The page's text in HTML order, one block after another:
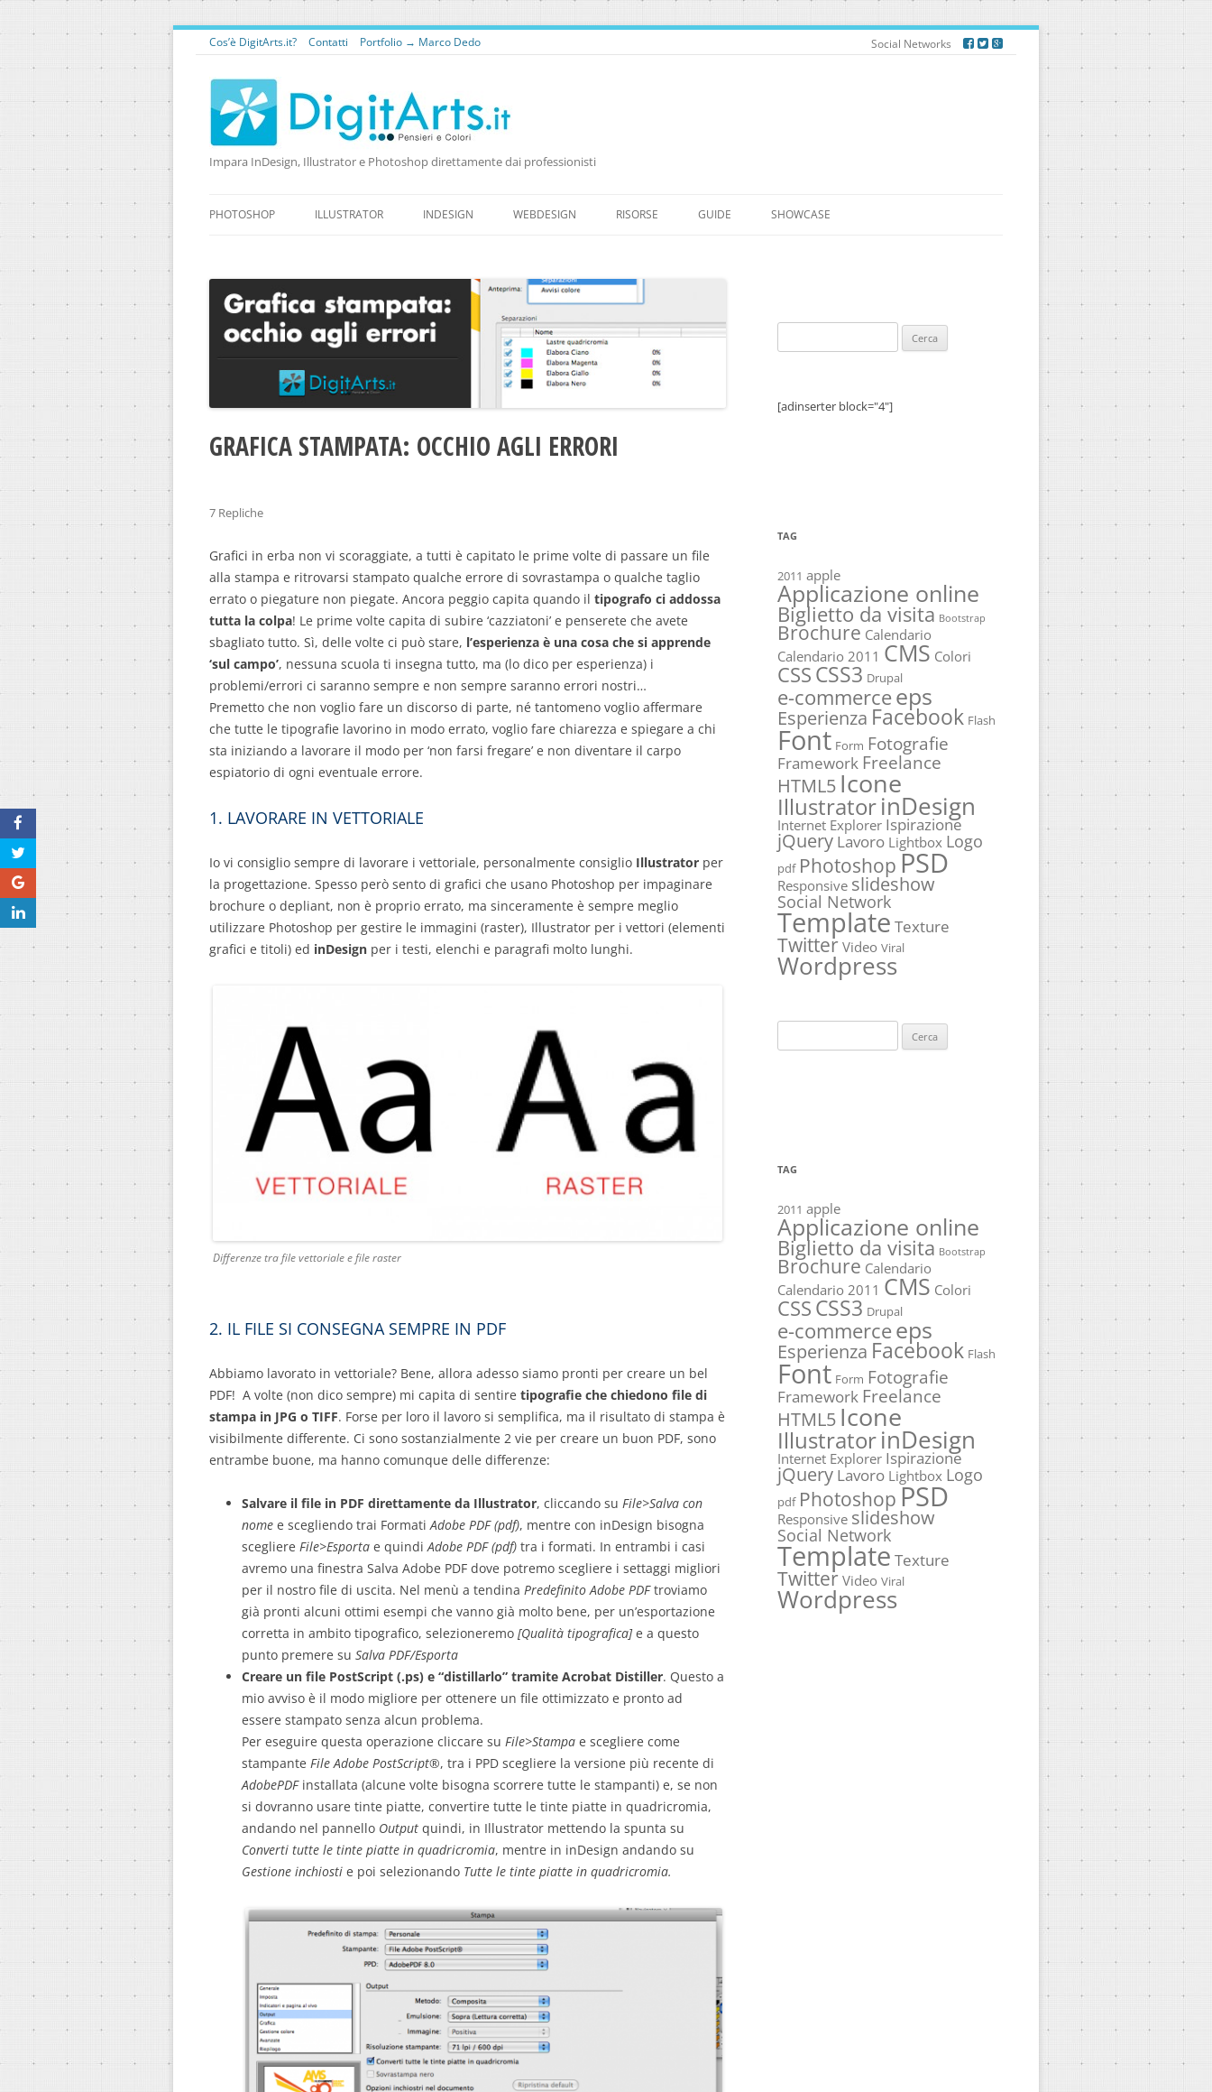
Cos’è DigitArts.it? Contatti Portfolio → Marco Dedo Social Networks
Impara InDesign, Illustrator e Photoshop direttamente dai professionisti
PHOTOSHOP ILLUSTRATOR INDESIGN WEBDESIGN
WORDPRESS
RISORSE
FONTS
GUIDE SHOWCASE
GRAFICA STAMPATA: OCCHIO AGLI ERRORI
7 Repliche
Grafici in erba non vi scoraggiate, a tutti è capitato le prime volte di passare un file
alla stampa e ritrovarsi stampato qualche errore di sovrastampa o qualche taglio
errato o piegature non piegate. Ancora peggio capita quando il tipografo ci addossa
tutta la colpa! Le prime volte capita di subire ‘cazziatoni’ e penserete che avete
sbagliato tutto. Sì, delle volte ci può stare, l’esperienza è una cosa che si apprende
‘sul campo’, nessuna scuola ti insegna tutto, ma (lo dico per esperienza) i
problemi/errori ci saranno sempre e non sempre saranno errori nostri…
Premetto che non voglio fare un discorso di parte, né tantomeno voglio affermare
che tutte le tipografie lavorino in modo errato, voglio fare chiarezza e spiegare a chi
sta iniziando a lavorare il modo per ‘non farsi fregare’ e non diventare il carpo
espiatorio di ogni eventuale errore.
1. LAVORARE IN VETTORIALE
Io vi consiglio sempre di lavorare i vettoriale, personalmente consiglio Illustrator per
la progettazione. Spesso però sento di grafici che usano Photoshop per impaginare
brochure o depliant, non è proprio errato, ma sinceramente è sempre meglio
utilizzare Photoshop per gestire le immagini (raster), Illustrator per i vettori (elementi
grafici e titoli) ed inDesign per i testi, elenchi e paragrafi molto lunghi.
Differenze tra file vettoriale e file raster
2. IL FILE SI CONSEGNA SEMPRE IN PDF
Abbiamo lavorato in vettoriale? Bene, allora adesso siamo pronti per creare un bel
PDF! A volte (non dico sempre) mi capita di sentire tipografie che chiedono file di
stampa in JPG o TIFF. Forse per loro il lavoro si semplifica, ma il risultato di stampa è
visibilmente differente. Ci sono sostanzialmente 2 vie per creare un buon PDF, sono
entrambe buone, ma hanno comunque delle differenze:
Salvare il file in PDF direttamente da Illustrator, cliccando su File>Salva con
nome e scegliendo trai Formati Adobe PDF (pdf), mentre con inDesign bisogna
scegliere File>Esporta e quindi Adobe PDF (pdf) tra i formati. In entrambi i casi
avremo una finestra Salva Adobe PDF dove potremo scegliere i settaggi migliori
per il nostro file di uscita. Nel menù a tendina Predefinito Adobe PDFtroviamo
già pronti alcuni ottimi esempi che vanno già molto bene, per un’esportazione
corretta in ambito tipografico, selezioneremo [Qualità tipografica]e a questo
punto premere su Salva PDF/Esporta
Creare un file PostScript (.ps) e “distillarlo” tramite Acrobat Distiller. Questo a
mio avviso è il modo migliore per ottenere un file ottimizzato e pronto ad
essere stampato senza alcun problema.
Per eseguire questa operazione cliccare su File>Stampa e scegliere come
stampante File Adobe PostScript®, tra i PPD scegliere la versione più recente di
AdobePDFinstallata (alcune volte bisogna scorrere tutte le stampanti) e, se non
si dovranno usare tinte piatte, convertire tutte le tinte piatte in quadricromia,
andando nel pannello Output quindi, in Illustrator mettendo la spunta su
Converti tutte le tinte piatte in quadricromia, mentre in inDesign andando su
Gestione inchiosti e poi selezionando Tutte le tinte piatte in quadricromia.
per:
[adinserter block="4"]
TAG
2011 apple
Applicazione online
Biglietto da visita Bootstrap
Brochure Calendario
Calendario 2011 CMS Colori
CSSCSS3 Drupal
e-commerceeps
Esperienza Facebook Flash
Font Form Fotografie
Framework Freelance
HTML5 Icone
IllustratorinDesign
Internet Explorer Ispirazione
jQuery Lavoro Lightbox Logo
pdf PhotoshopPSD
Responsive slideshow
Social Network
Template Texture
TwitterVideo Viral
Wordpress
per:
TAG
2011 apple
Applicazione online
Biglietto da visita Bootstrap
Brochure Calendario
Calendario 2011 CMS Colori
CSSCSS3 Drupal
e-commerceeps
Esperienza Facebook Flash
Font Form Fotografie
Framework Freelance
HTML5 Icone
IllustratorinDesign
Internet Explorer Ispirazione
jQuery Lavoro Lightbox Logo
pdf PhotoshopPSD
Responsive slideshow
Social Network
Template Texture
TwitterVideo Viral
Wordpress